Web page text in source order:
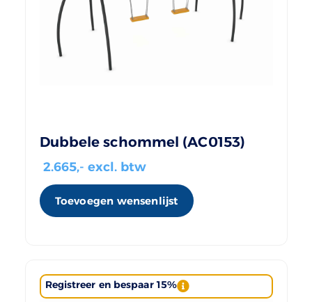
Dubbele schommel (AC0153)
2.665,- excl. btw
Toevoegen wensenlijst
Registreer en bespaar 15%